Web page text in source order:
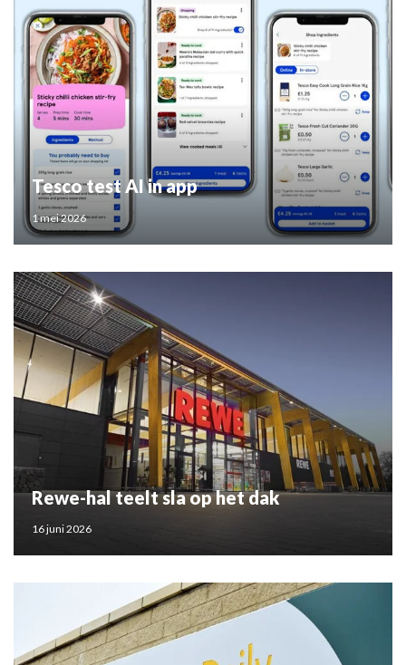
Tesco test AI in app
1 mei 2026
Rewe-hal teelt sla op het dak
16 juni 2026